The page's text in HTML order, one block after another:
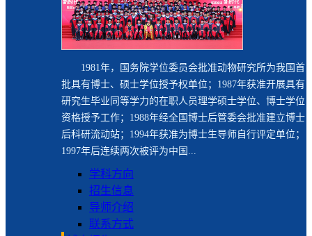
1981年，国务院学位委员会批准动物研究所为我国首
批具有博士、硕士学位授予权单位；1987年获准开展具有
研究生毕业同等学力的在职人员理学硕士学位、博士学位
资格授予工作；1988年经全国博士后管委会批准建立博士
后科研流动站；1994年获准为博士生导师自行评定单位；
1997年后连续两次被评为中国...
学科方向
招生信息
导师介绍
联系方式